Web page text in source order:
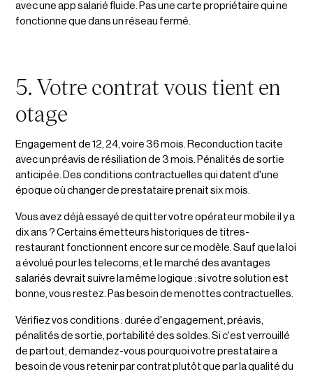
avec une app salarié fluide. Pas une carte propriétaire qui ne
fonctionne que dans un réseau fermé.
5. Votre contrat vous tient en
otage
Engagement de 12, 24, voire 36 mois. Reconduction tacite
avec un préavis de résiliation de 3 mois. Pénalités de sortie
anticipée. Des conditions contractuelles qui datent d'une
époque où changer de prestataire prenait six mois.
Vous avez déjà essayé de quitter votre opérateur mobile il y a
dix ans ? Certains émetteurs historiques de titres-
restaurant fonctionnent encore sur ce modèle. Sauf que la loi
a évolué pour les telecoms, et le marché des avantages
salariés devrait suivre la même logique : si votre solution est
bonne, vous restez. Pas besoin de menottes contractuelles.
Vérifiez vos conditions : durée d'engagement, préavis,
pénalités de sortie, portabilité des soldes. Si c'est verrouillé
de partout, demandez-vous pourquoi votre prestataire a
besoin de vous retenir par contrat plutôt que par la qualité du